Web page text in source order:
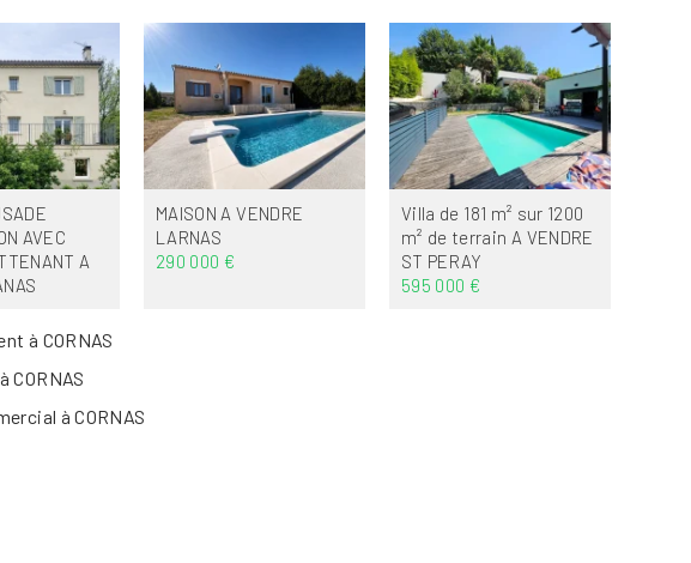
AVEC
A
MAISON A VENDRE
LARNAS
290 000 €
Villa de 181 m² sur 1200
m² de terrain A VENDRE
ST PERAY
595 000 €
à CORNAS
CORNAS
à CORNAS